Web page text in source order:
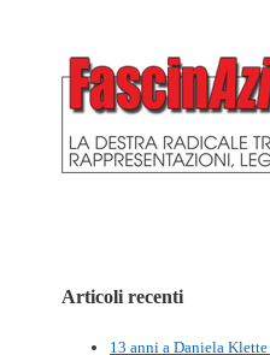
Articoli recenti
13 anni a Daniela